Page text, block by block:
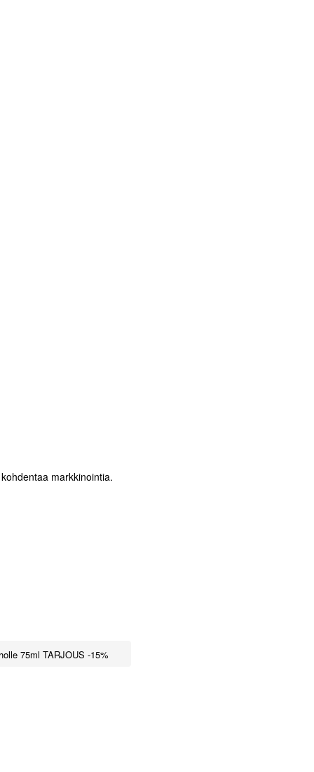
markkinointia.
75ml TARJOUS -15%